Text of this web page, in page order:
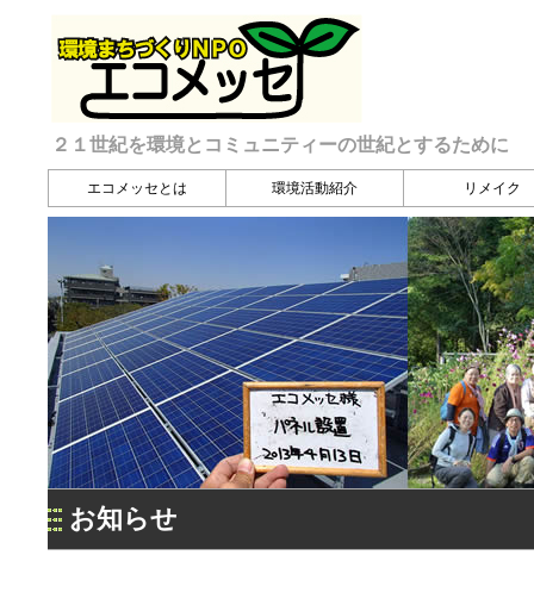
２１世紀を環境とコミュニティーの世紀とするために
エコメッセとは 環境活動紹介 リメイク
お知らせ